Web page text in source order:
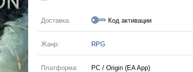
Доставка: Код активации
Жанр: RPG
Платформа: PC / Origin (EA App)